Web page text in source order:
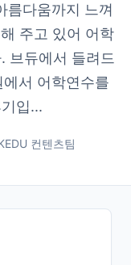
름다움까지 느껴
주고 있어 어학
브듀에서 들려드
서 어학연수를
입...
컨텐츠팀